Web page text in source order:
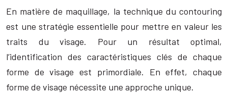
En matière de maquillage, la technique du contouring
est une stratégie essentielle pour mettre en valeur les
traits du visage. Pour un résultat optimal,
l’identification des caractéristiques clés de chaque
forme de visage est primordiale. En effet, chaque
forme de visage nécessite une approche unique.